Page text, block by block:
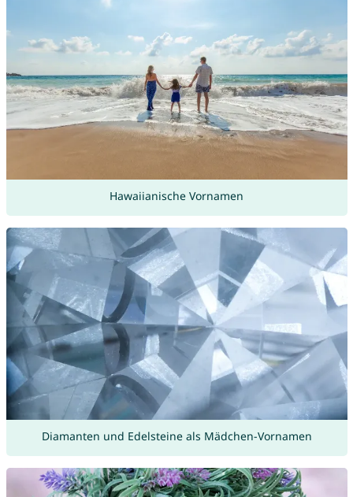
Hawaiianische Vornamen
Diamanten und Edelsteine als Mädchen-Vornamen